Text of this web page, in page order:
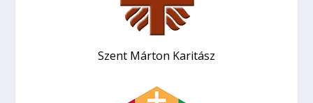
Szent Márton Karitász